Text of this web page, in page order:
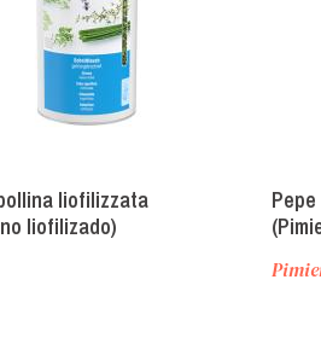
liofilizzata
liofilizado)